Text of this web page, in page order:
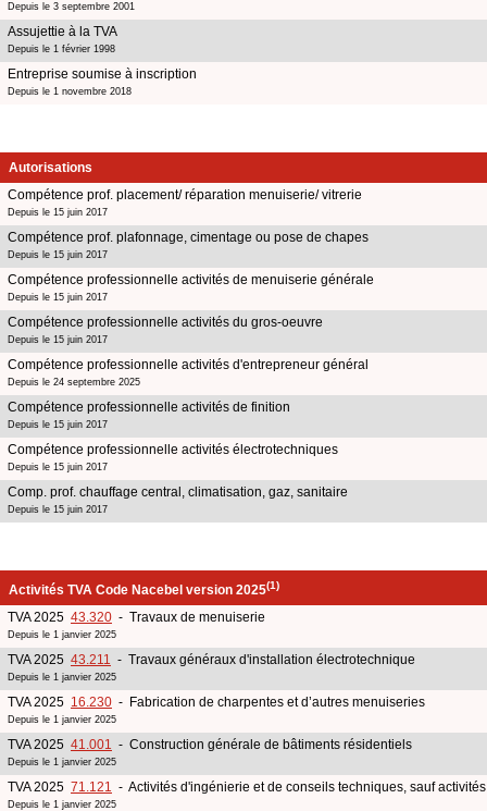
Depuis le 3 septembre 2001
Assujettie à la TVA
Depuis le 1 février 1998
Entreprise soumise à inscription
Depuis le 1 novembre 2018
Autorisations
Compétence prof. placement/ réparation menuiserie/ vitrerie
Depuis le 15 juin 2017
Compétence prof. plafonnage, cimentage ou pose de chapes
Depuis le 15 juin 2017
Compétence professionnelle activités de menuiserie générale
Depuis le 15 juin 2017
Compétence professionnelle activités du gros-oeuvre
Depuis le 15 juin 2017
Compétence professionnelle activités d'entrepreneur général
Depuis le 24 septembre 2025
Compétence professionnelle activités de finition
Depuis le 15 juin 2017
Compétence professionnelle activités électrotechniques
Depuis le 15 juin 2017
Comp. prof. chauffage central, climatisation, gaz, sanitaire
Depuis le 15 juin 2017
Activités TVA Code Nacebel version 2025(1)
TVA 2025 43.320 - Travaux de menuiserie
Depuis le 1 janvier 2025
TVA 2025 43.211 - Travaux généraux d'installation électrotechnique
Depuis le 1 janvier 2025
TVA 2025 16.230 - Fabrication de charpentes et d’autres menuiseries
Depuis le 1 janvier 2025
TVA 2025 41.001 - Construction générale de bâtiments résidentiels
Depuis le 1 janvier 2025
TVA 2025 71.121 - Activités d'ingénierie et de conseils techniques, sauf
Depuis le 1 janvier 2025